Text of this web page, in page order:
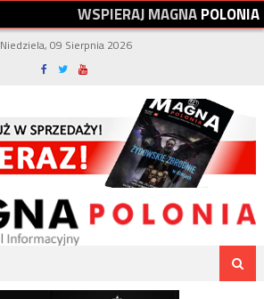
WSPIERAJMAGNAPOLONIA
Niedziela, 09 Sierpnia 2026